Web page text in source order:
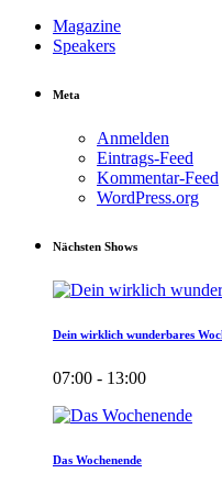
Magazine
Speakers
Meta
Anmelden
Eintrags-Feed
Kommentar-Feed
WordPress.org
Nächsten Shows
Dein wirklich wunderbares
07:00 - 13:00
Das Wochenende